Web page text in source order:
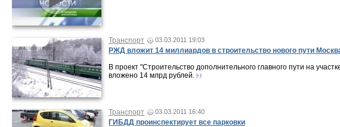
Транспорт 03.03.2011 19:03
РЖД вложит 14 миллиардов в строительство нового пути
В проект "Строительство дополнительного главного пути на
вложено 14 млрд рублей.
Транспорт 03.03.2011 16:40
ГИБДД проинспектирует все парковки